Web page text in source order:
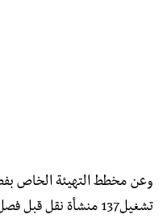
وعن مخطط التهيئة الخاص
تشغيل137 منشأة نقل قبل فصل الصيف.